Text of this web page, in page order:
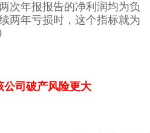
次年报报告的净利润均为负
两年亏损时，这个指标就为
公司破产风险更大